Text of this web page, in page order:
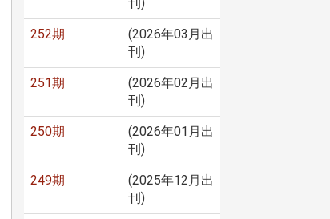
252期
(2026年03月出
刊)
251期
(2026年02月出
刊)
250期
(2026年01月出
刊)
249期
(2025年12月出
刊)